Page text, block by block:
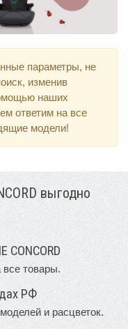
параметры, не
изменив
наших
ответим на все
модели!
выгодно
CONCORD
все товары.
РФ
и расцветок.